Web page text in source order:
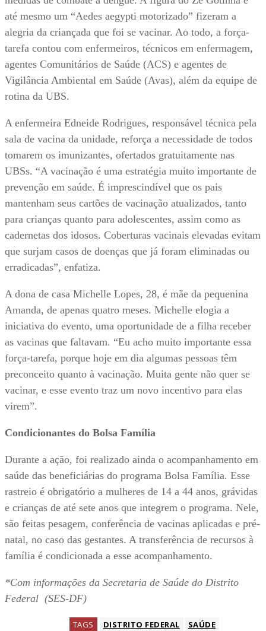
até mesmo um “Aedes aegypti motorizado” fizeram a
alegria da criançada que foi se vacinar. Ao todo, a força-
tarefa contou com enfermeiros, técnicos em enfermagem,
agentes Comunitários de Saúde (ACS) e agentes de
Vigilância Ambiental em Saúde (Avas), além da equipe de
rotina da UBS.
A enfermeira Edneide Rodrigues, responsável técnica pela
sala de vacina da unidade, reforça a necessidade de todos
tomarem os imunizantes, ofertados gratuitamente nas
UBSs. “A vacinação é uma estratégia muito importante de
prevenção em saúde. É imprescindível que os pais
mantenham seus cartões de vacinação atualizados, tanto
para crianças quanto para adolescentes, assim como as
cadernetas dos idosos. Coberturas vacinais elevadas evitam
que surjam casos de doenças que já foram eliminadas ou
erradicadas”, enfatiza.
A dona de casa Michelle Lopes, 28, é mãe da pequenina
Amanda, de apenas quatro meses. Michelle elogia a
iniciativa do evento, uma oportunidade de a filha receber
as vacinas que faltavam. “Eu acho muito importante essa
força-tarefa, porque hoje em dia algumas pessoas têm
preconceito quanto à vacinação. Muita gente não quer se
vacinar, e esse evento traz um novo incentivo para elas
virem”.
Condicionantes do Bolsa Família
Durante a ação, foi realizado ainda o acompanhamento em
saúde das beneficiárias do programa Bolsa Família. Esse
rastreio é obrigatório a mulheres de 14 a 44 anos, grávidas
e crianças de até sete anos que integrem o programa. Nele,
são feitas pesagem, conferência de vacinas aplicadas e pré-
natal, no caso das gestantes. A transferência de recursos à
família é condicionada a esse acompanhamento.
*Com informações da Secretaria de Saúde do Distrito
Federal (SES-DF)
TAGS DISTRITO FEDERAL SAÚDE